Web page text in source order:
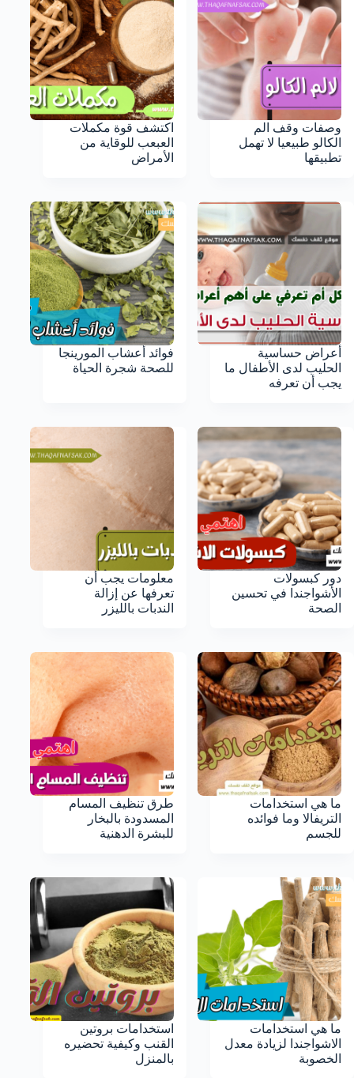
وصفات وقف الم
الكالو طبيعيا لا تهمل
تطبيقها
اكتشف قوة مكملات
العبعب للوقاية من
الأمراض
أعراض حساسية
الحليب لدى الأطفال ما
يجب أن تعرفه
فوائد أعشاب المورينجا
للصحة شجرة الحياة
دور كبسولات
الأشواجندا في تحسين
الصحة
معلومات يجب أن
تعرفها عن إزالة
الندبات بالليزر
ما هي استخدامات
التريفالا وما فوائده
للجسم
طرق تنظيف المسام
المسدودة بالبخار
للبشرة الدهنية
ما هي استخدامات
الاشواجندا لزيادة معدل
الخصوبة
استخدامات بروتين
القنب وكيفية تحضيره
بالمنزل